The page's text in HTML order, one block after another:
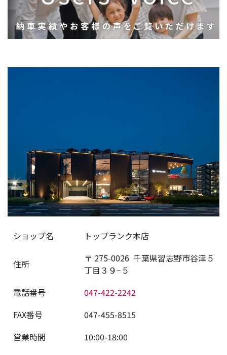
ショップ名 トップランク本店
住所 〒 275-0026 千葉県習志野市谷津５
丁目３９−５
電話番号
047-422-2242
FAX番号
047-455-8515
営業時間
10:00-18:00